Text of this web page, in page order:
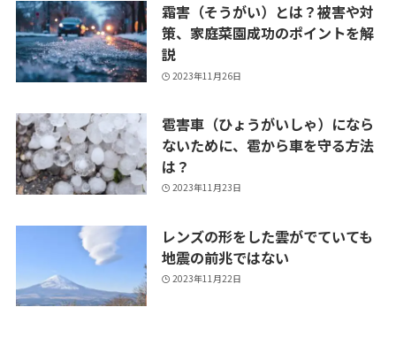
霜害（そうがい）とは？被害や対
策、家庭菜園成功のポイントを解
説
2023年11月26日
雹害車（ひょうがいしゃ）になら
ないために、雹から車を守る方法
は？
2023年11月23日
レンズの形をした雲がでていても
地震の前兆ではない
2023年11月22日